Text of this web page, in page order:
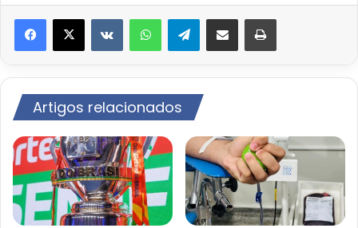
VK WhatsAppTelegramCompartilhar via e-mail Imprimir
Artigos relacionados